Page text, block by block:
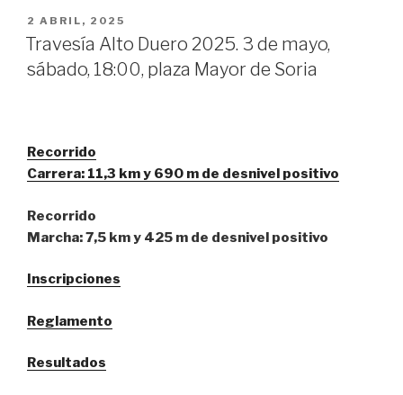
PUBLICADO
EL
2 ABRIL, 2025
Travesía Alto Duero 2025. 3 de mayo,
sábado, 18:00, plaza Mayor de Soria
Recorrido
Carrera: 11,3 km y 690 m de desnivel positivo
Recorrido
Marcha: 7,5 km y 425 m de desnivel positivo
Inscripciones
Reglamento
Resultados